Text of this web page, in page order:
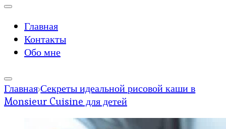
Главная
Контакты
Обо мне
Главная Секреты идеальной рисовой каши в
Monsieur Cuisine для детей